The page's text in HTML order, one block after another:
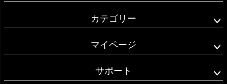
カテゴリー
マイページ
サポート